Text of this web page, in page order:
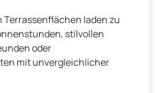
Terrassenflächen laden zu
stilvollen
oder
mit unvergleichlicher